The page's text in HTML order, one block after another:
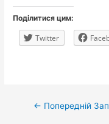
Поділитися цим:
Twitter
Навігація
← Попередній